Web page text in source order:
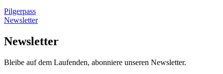
Pilgerpass
Newsletter
Newsletter
Bleibe auf dem Laufenden, abonniere unseren Newsletter.